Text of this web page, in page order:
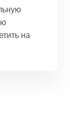
на